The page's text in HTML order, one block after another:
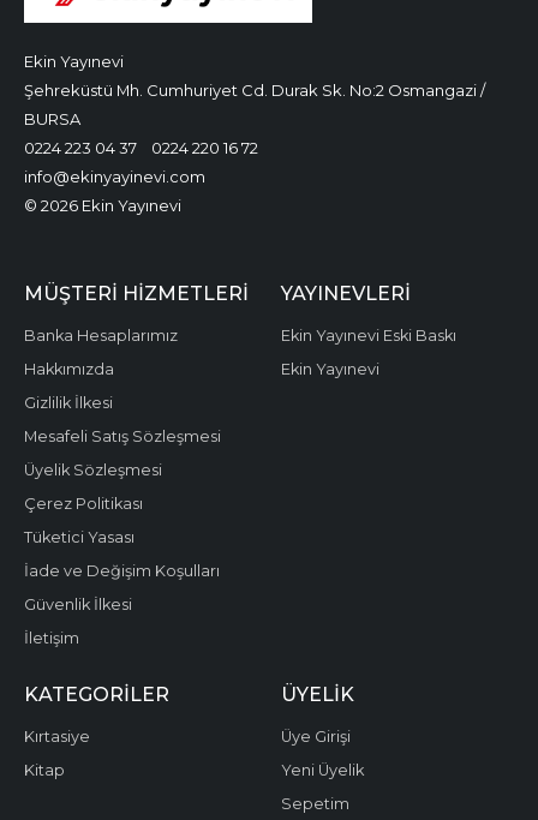
Ekin Yayınevi
Şehreküstü Mh. Cumhuriyet Cd. Durak Sk. No:2 Osmangazi /
BURSA
0224 223 04 37
0224 220 16 72
info@ekinyayinevi.com
© 2026 Ekin Yayınevi
MÜŞTERI HIZMETLERI
Banka Hesaplarımız
Hakkımızda
Gizlilik İlkesi
Mesafeli Satış Sözleşmesi
Üyelik Sözleşmesi
Çerez Politikası
Tüketici Yasası
İade ve Değişim Koşulları
Güvenlik İlkesi
İletişim
YAYINEVLERI
Ekin Yayınevi Eski Baskı
Ekin Yayınevi
KATEGORILER
Kırtasiye
Kitap
ÜYELIK
Üye Girişi
Yeni Üyelik
Sepetim